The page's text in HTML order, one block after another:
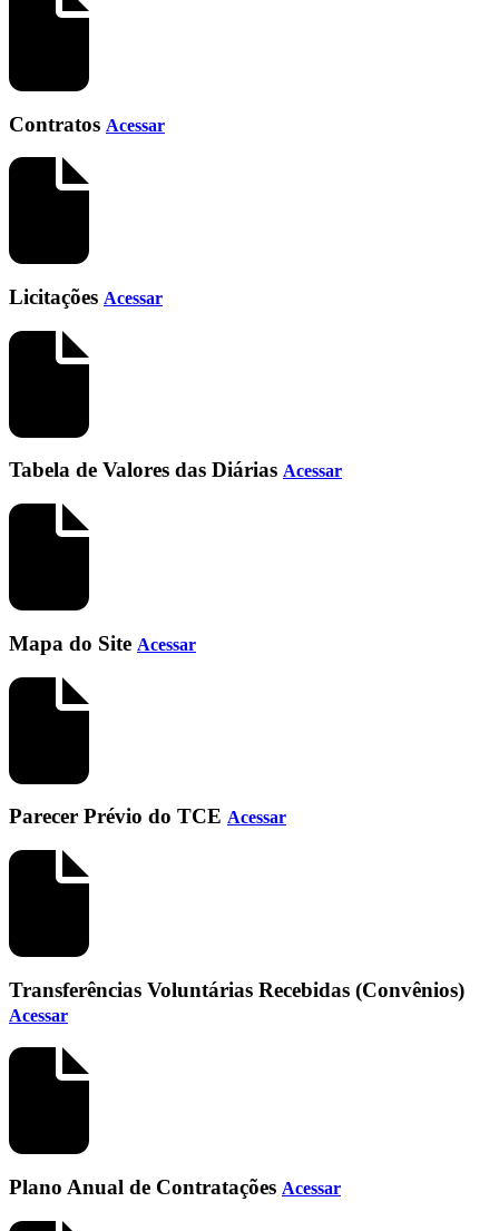
Contratos Acessar
Licitações Acessar
Tabela de Valores das Diárias Acessar
Mapa do Site Acessar
Parecer Prévio do TCE Acessar
Transferências Voluntárias Recebidas (Convênios)
Acessar
Plano Anual de Contratações Acessar